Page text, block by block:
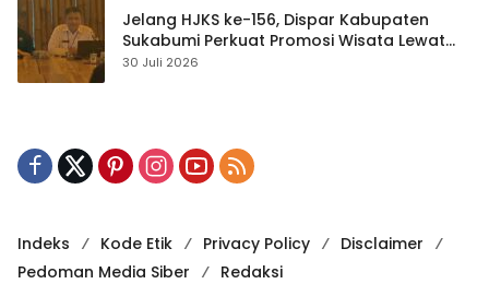
Jelang HJKS ke-156, Dispar Kabupaten
Sukabumi Perkuat Promosi Wisata Lewat
Publikasi Digital
30 Juli 2026
Indeks Kode Etik Privacy Policy
Disclaimer
Pedoman Media Siber
Redaksi